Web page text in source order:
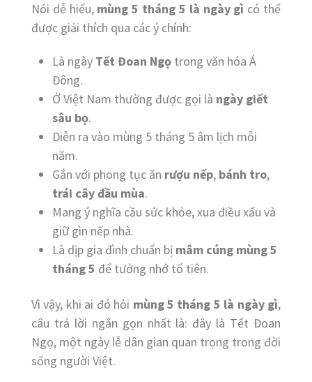
Nói dễ hiểu, mùng 5 tháng 5 là ngày gì có thể
được giải thích qua các ý chính:
Là ngày Tết Đoan Ngọ trong văn hóa Á
Đông.
Ở Việt Nam thường được gọi là ngày giết
sâu bọ.
Diễn ra vào mùng 5 tháng 5 âm lịch mỗi
năm.
Gắn với phong tục ăn rượu nếp, bánh tro,
trái cây đầu mùa.
Mang ý nghĩa cầu sức khỏe, xua điều xấu và
giữ gìn nếp nhà.
Là dịp gia đình chuẩn bị mâm cúng mùng 5
tháng 5 để tưởng nhớ tổ tiên.
Vì vậy, khi ai đó hỏi mùng 5 tháng 5 là ngày gì,
câu trả lời ngắn gọn nhất là: đây là Tết Đoan
Ngọ, một ngày lễ dân gian quan trọng trong đời
sống người Việt.